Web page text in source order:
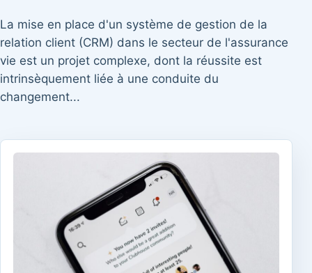
La mise en place d'un système de gestion de la
relation client (CRM) dans le secteur de l'assurance
vie est un projet complexe, dont la réussite est
intrinsèquement liée à une conduite du
changement...